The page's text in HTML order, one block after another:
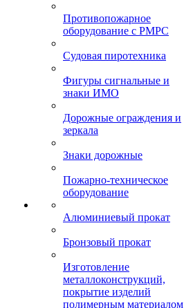
Противопожарное
оборудование с РМРС
Судовая пиротехника
Фигуры сигнальные и
знаки ИМО
Дорожные ограждения и
зеркала
Знаки дорожные
Пожарно-техническое
оборудование
Алюминиевый прокат
Бронзовый прокат
Изготовление
металлоконструкций,
покрытие изделий
полимерным материалом